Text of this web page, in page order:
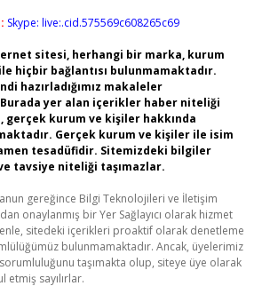
Skype: live:.cid.575569c608265c69
sitesi, herhangi bir marka, kurum
hiçbir bağlantısı bulunmamaktadır.
hazırladığımız makaleler
Burada yer alan içerikler haber niteliği
gerçek kurum ve kişiler hakkında
Gerçek kurum ve kişiler ile isim
tesadüfidir. Sitemizdeki bilgiler
tavsiye niteliği taşımazlar.
gereğince Bilgi Teknolojileri ve İletişim
onaylanmış bir Yer Sağlayıcı olarak hizmet
sitedeki içerikleri proaktif olarak denetleme
bulunmamaktadır. Ancak, üyelerimiz
taşımakta olup, siteye üye olarak
etmiş sayılırlar.